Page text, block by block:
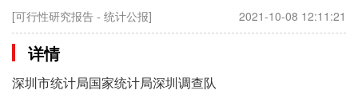
[可行性研究报告 - 统计公报] 2021-10-08 12:11:21
详情
深圳市统计局国家统计局深圳调查队